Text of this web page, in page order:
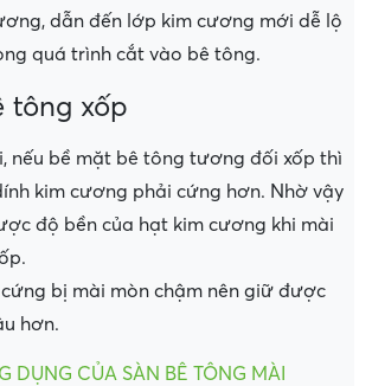
dẫn đến lớp kim cương mới dễ lộ
quá trình cắt vào bê tông.
tông xốp
nếu bề mặt bê tông tương đối xốp thì
kim cương phải cứng hơn. Nhờ vậy
độ bền của hạt kim cương khi mài
bị mài mòn chậm nên giữ được
hơn.
DỤNG CỦA SÀN BÊ TÔNG MÀI